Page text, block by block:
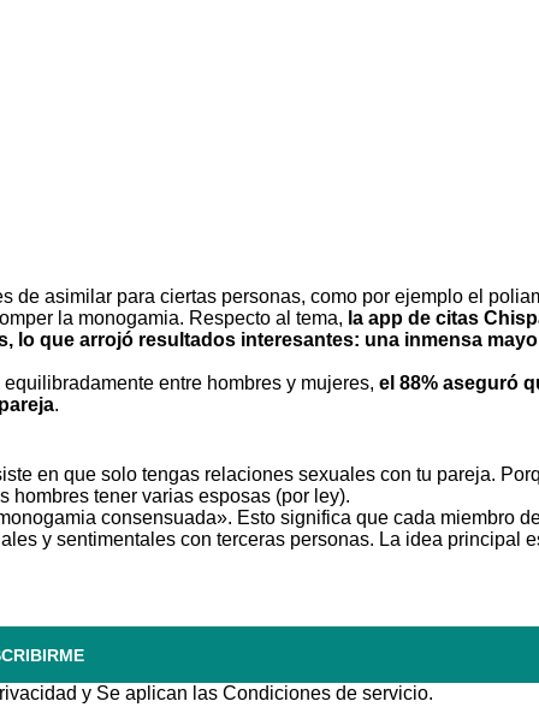
de asimilar para ciertas personas, como por ejemplo el
la monogamia. Respecto al tema, la app de citas
lo que arrojó resultados interesantes: una inmensa
entre hombres y mujeres, el 88% aseguró
.
en que solo tengas relaciones sexuales con tu pareja.
hombres tener varias esposas (por ley).
consensuada». Esto significa que cada miembro
y sentimentales con terceras personas. La idea principal
y Se aplican las Condiciones de servicio.